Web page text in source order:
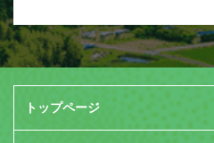
トップページ